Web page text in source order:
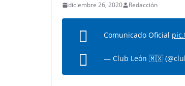
diciembre 26, 2020 Redacción
Comunicado Oficial
— Club León 🇲🇽